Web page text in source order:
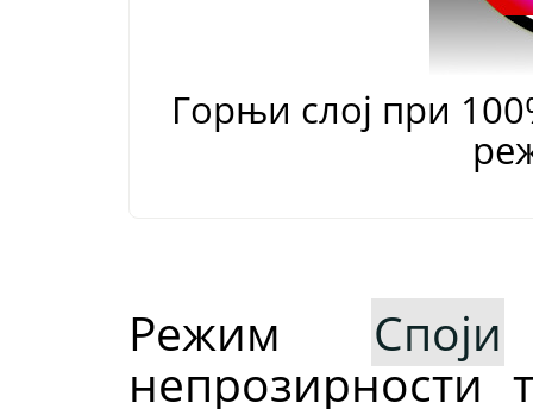
Горњи слој при
Режим Споји